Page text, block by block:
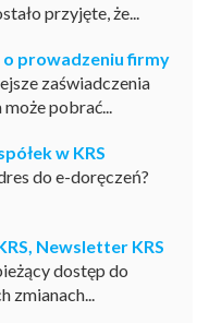
przyjęte, że...
prowadzeniu firmy
zaświadczenia
pobrać...
w KRS
do e-doręczeń?
Newsletter KRS
dostęp do